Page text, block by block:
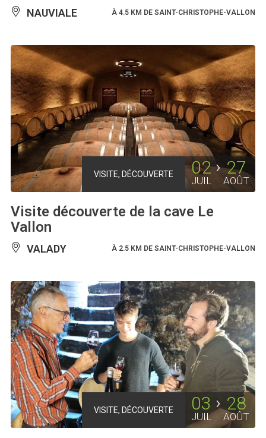
NAUVIALE À 4.5 KM DE SAINT-CHRISTOPHE-VALLON
VISITE, DÉCOUVERTE 02
JUIL
27
AOÛT
Visite découverte de la cave Le
Vallon
VALADY À 2.5 KM DE SAINT-CHRISTOPHE-VALLON
VISITE, DÉCOUVERTE 03
JUIL
28
AOÛT